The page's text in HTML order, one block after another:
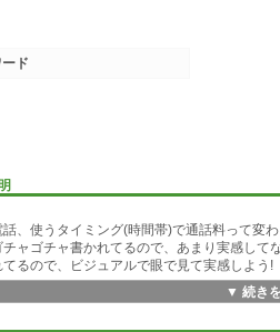
話、使うタイミング(時間帯)で通話料って変
ャゴチャ書かれてるので、あまり実感して
てるので、ビジュアルで眼で見て実感しよう!
ンには未対応。
▼ 続き
ド